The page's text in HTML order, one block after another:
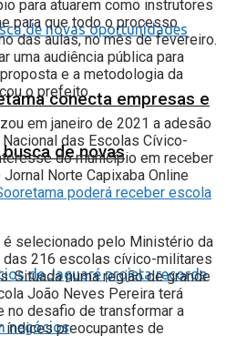
conecta empresas e
de novas
para atuarem como instrutores
para que todo o processo
das aulas, no mês de fevereiro.
uma audiência pública para
e a metodologia da
o prefeito.
em janeiro de 2021 a adesão
das Escolas Cívico-
do município em receber
Norte Capixaba Online
poderá receber escola
selecionado pelo Ministério da
das 216 escolas cívico-militares
Situada numa região de grande
João Neves Pereira terá
no desafio de transformar a
índices preocupantes de